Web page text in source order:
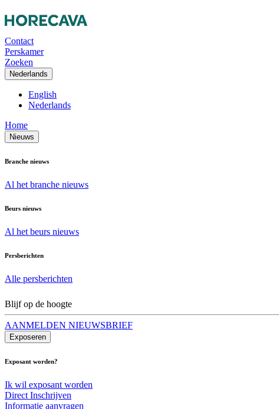
Contact
Perskamer
Zoeken
Nederlands
English
Nederlands
Home
Nieuws
Branche nieuws
Al het branche nieuws
Beurs nieuws
Al het beurs nieuws
Persberichten
Alle persberichten
Blijf op de hoogte
AANMELDEN NIEUWSBRIEF
Exposeren
Exposant worden?
Ik wil exposant worden
Direct Inschrijven
Informatie aanvragen